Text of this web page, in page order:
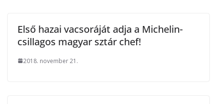
Első hazai vacsoráját adja a Michelin-
csillagos magyar sztár chef!
2018. november 21.